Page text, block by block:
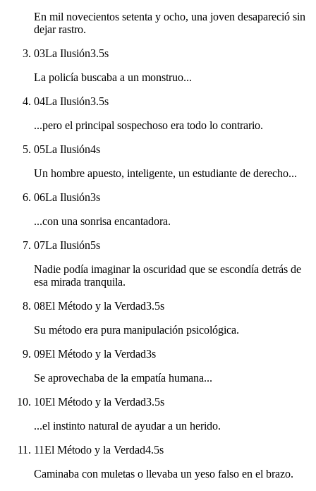
En mil novecientos setenta y ocho, una joven desapareció sin
dejar rastro.
03La Ilusión3.5s
La policía buscaba a un monstruo...
04La Ilusión3.5s
...pero el principal sospechoso era todo lo contrario.
05La Ilusión4s
Un hombre apuesto, inteligente, un estudiante de derecho...
06La Ilusión3s
...con una sonrisa encantadora.
07La Ilusión5s
Nadie podía imaginar la oscuridad que se escondía detrás de
esa mirada tranquila.
08El Método y la Verdad3.5s
Su método era pura manipulación psicológica.
09El Método y la Verdad3s
Se aprovechaba de la empatía humana...
10El Método y la Verdad3.5s
...el instinto natural de ayudar a un herido.
11El Método y la Verdad4.5s
Caminaba con muletas o llevaba un yeso falso en el brazo.